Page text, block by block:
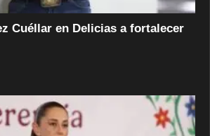
Cuéllar en Delicias a fortalecer